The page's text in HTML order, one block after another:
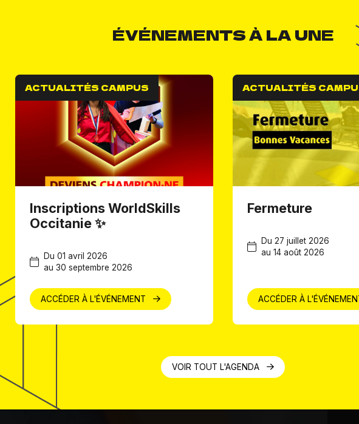
ÉVÉNEMENTS À LA UNE
ACTUALITÉS CAMPUS
Inscriptions WorldSkills
Occitanie ✨
Du 01 avril 2026
au 30 septembre 2026
ACCÉDER À L'ÉVÉNEMENT
ACTUALITÉS
Fermeture
Du 27 juillet 2026
au 14 août 2026
ACCÉDER À
VOIR TOUT L'AGENDA